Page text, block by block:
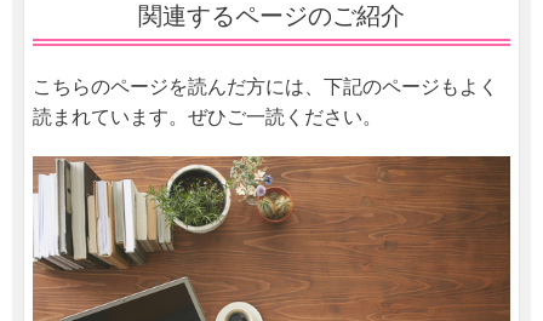
関連するページのご紹介
こちらのページを読んだ方には、下記のページもよく
読まれています。ぜひご一読ください。